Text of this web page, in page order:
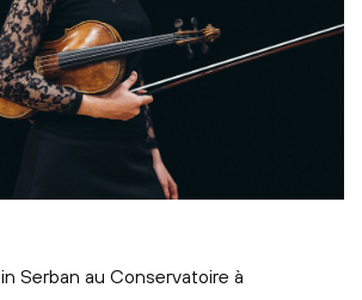
Serban au Conservatoire à